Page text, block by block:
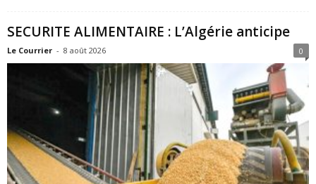
SECURITE ALIMENTAIRE : L’Algérie anticipe
Le Courrier - 8 août 2026 0